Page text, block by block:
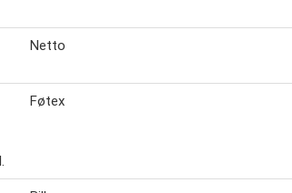
Netto
Føtex